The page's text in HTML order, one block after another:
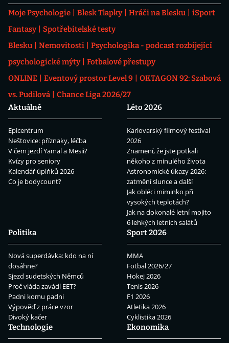
Moje Psychologie Blesk Tlapky Hráči na Blesku
iSport
Fantasy
Spotřebitelské testy
Blesku
Nemovitosti
Psychologika - podcast rozbíjející
psychologické mýty
Fotbalové přestupy
ONLINE
Eventový prostor Level 9
OKTAGON 92: Szabová
vs. Pudilová
Chance Liga 2026/27
Aktuálně
Epicentrum
Neštovice: příznaky, léčba
V čem jezdí Yamal a Mesii?
Kvízy pro seniory
Kalendář úplňků 2026
Co je bodycount?
Léto 2026
Karlovarský filmový festival
2026
Znamení, že jste potkali
někoho z minulého života
Astronomické úkazy 2026:
zatmění slunce a další
Jak obléci miminko při
vysokých teplotách?
Jak na dokonalé letní mojito
6 lehkých letních salátů
Politika
Nová superdávka: kdo na ní
dosáhne?
Sjezd sudetských Němců
Proč vláda zavádí EET?
Padni komu padni
Výpověď z práce vzor
Divoký kačer
Sport 2026
MMA
Fotbal 2026/27
Hokej 2026
Tenis 2026
F1 2026
Atletika 2026
Cyklistika 2026
Technologie
Ekonomika